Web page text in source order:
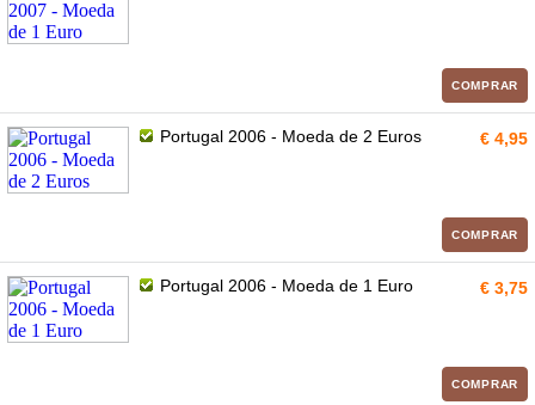
COMPRAR
Portugal 2006 - Moeda de 2 Euros € 4,95
COMPRAR
Portugal 2006 - Moeda de 1 Euro € 3,75
COMPRAR